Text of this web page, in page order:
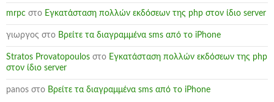
mrpc στο Εγκατάσταση πολλών εκδόσεων της php στον ίδιο server
γιωργος στο Βρείτε τα διαγραμμένα sms από το iPhone
Stratos Provatopoulos στο Εγκατάσταση πολλών εκδόσεων της php
στον ίδιο server
panos στο Βρείτε τα διαγραμμένα sms από το iPhone